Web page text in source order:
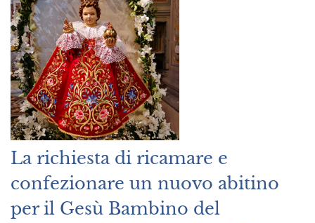
La richiesta di ricamare e
confezionare un nuovo abitino
per il Gesù Bambino del